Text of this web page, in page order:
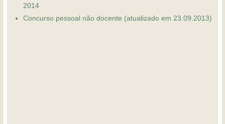
2014
Concurso pessoal não docente (atualizado em 23.09.2013)